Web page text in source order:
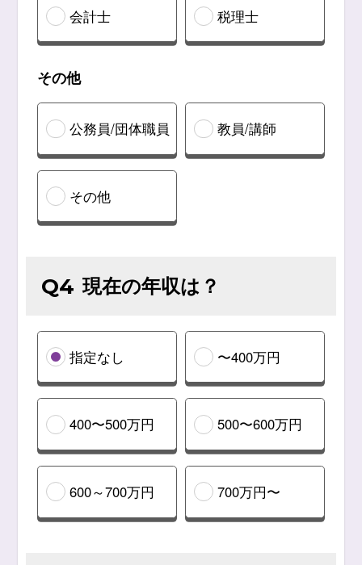
会計士 税理士
その他
公務員/団体職員 教員/講師
その他
Q4 現在の年収は？
指定なし 〜400万円
400〜500万円 500〜600万円
600～700万円 700万円〜